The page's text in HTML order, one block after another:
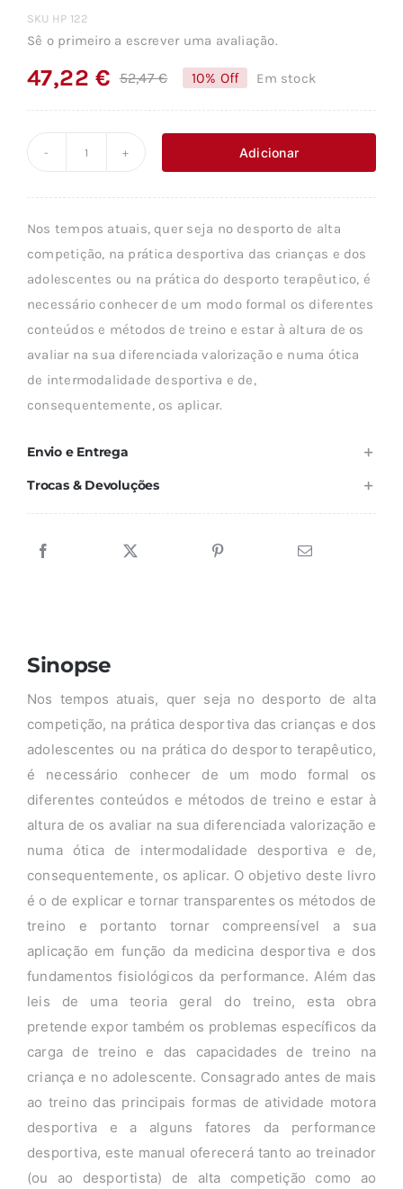
SKU HP 122
Sê o primeiro a escrever uma avaliação.
52,47€O
original
era:
47,22€
O
é:
10% Off Em stock
TREINO
Adicionar
Nos tempos atuais, quer seja no desporto de alta
competição, na prática desportiva das crianças e dos
adolescentes ou na prática do desporto terapêutico, é
necessário conhecer de um modo formal os diferentes
conteúdos e métodos de treino e estar à altura de os
avaliar na sua diferenciada valorização e numa ótica
de intermodalidade desportiva e de,
consequentemente, os aplicar.
Envio e Entrega
Trocas & Devoluções
Sinopse
Nos tempos atuais, quer seja no desporto de alta
competição, na prática desportiva das crianças e dos
adolescentes ou na prática do desporto terapêutico,
é necessário conhecer de um modo formal os
diferentes conteúdos e métodos de treino e estar à
altura de os avaliar na sua diferenciada valorização e
numa ótica de intermodalidade desportiva e de,
consequentemente, os aplicar. O objetivo deste livro
é o de explicar e tornar transparentes os métodos de
treino e portanto tornar compreensível a sua
aplicação em função da medicina desportiva e dos
fundamentos fisiológicos da performance. Além das
leis de uma teoria geral do treino, esta obra
pretende expor também os problemas específicos da
carga de treino e das capacidades de treino na
criança e no adolescente. Consagrado antes de mais
ao treino das principais formas de atividade motora
desportiva e a alguns fatores da performance
desportiva, este manual oferecerá tanto ao treinador
(ou ao desportista) de alta competição como ao